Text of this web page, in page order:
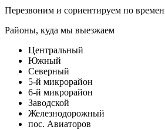
Перезвоним и сориентируем по
Районы, куда мы выезжаем
Центральный
Южный
Северный
5-й микрорайон
6-й микрорайон
Заводской
Железнодорожный
пос. Авиаторов